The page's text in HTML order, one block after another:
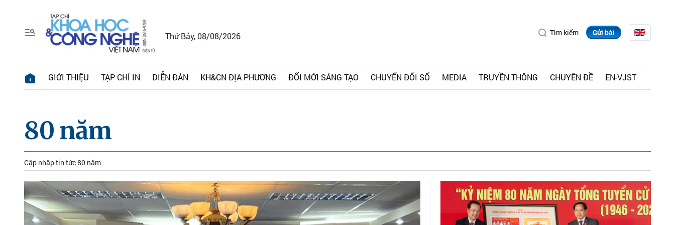
Thứ Bảy, 08/08/2026 Tìm kiếm Gửi bài
GIỚI THIỆU TẠP CHÍ IN DIỄN ĐÀN KH&CN ĐỊA PHƯƠNG ĐỔI MỚI SÁNG TẠO CHUYỂN ĐỔI SỐ MEDIA TRUYỀN THÔNG CHUYÊN ĐỀ EN-VJST
80 năm
Cập nhập tin tức 80 năm